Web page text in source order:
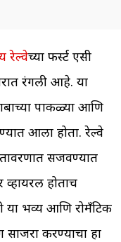
रेल्वेच्या फर्स्ट एसी
रंगली आहे. या
पाकळ्या आणि
आला होता. रेल्वे
सजवण्यात
व्हायरल होताच
या भव्य आणि रोमँटिक
करण्याचा हा